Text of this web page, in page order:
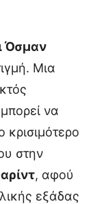
Όσμαν
Μια
να
κρισιμότερο
στην
, αφού
εξάδας